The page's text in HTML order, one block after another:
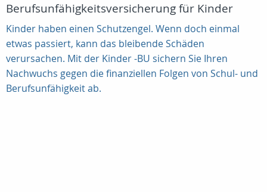
Berufsunfähigkeitsversicherung für Kinder
Kinder haben einen Schutzengel. Wenn doch einmal
etwas passiert, kann das bleibende Schäden
verursachen. Mit der Kinder -BU sichern Sie Ihren
Nachwuchs gegen die finanziellen Folgen von Schul- und
Berufsunfähigkeit ab.